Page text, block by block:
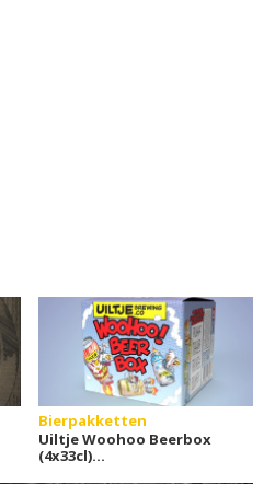
Bierpakketten
Uiltje Woohoo Beerbox
(4x33cl)